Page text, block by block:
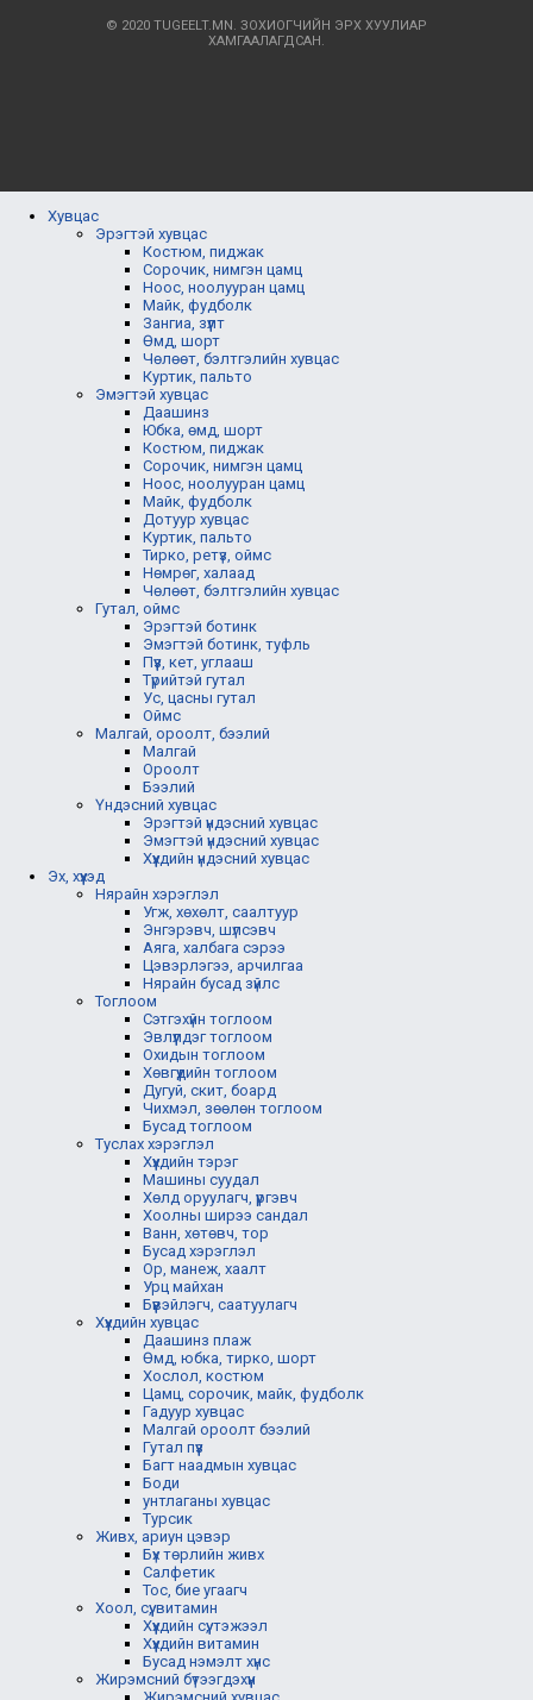
© 2020 TUGEELT.MN. ЗОХИОГЧИЙН ЭРХ ХУУЛИАР
ХАМГААЛАГДСАН.
Хувцас
Эрэгтэй хувцас
Костюм, пиджак
Сорочик, нимгэн цамц
Ноос, ноолууран цамц
Майк, фудболк
Зангиа, зүүлт
Өмд, шорт
Чөлөөт, бэлтгэлийн хувцас
Куртик, пальто
Эмэгтэй хувцас
Даашинз
Юбка, өмд, шорт
Костюм, пиджак
Сорочик, нимгэн цамц
Ноос, ноолууран цамц
Майк, фудболк
Дотуур хувцас
Куртик, пальто
Тирко, ретүз, оймс
Нөмрөг, халаад
Чөлөөт, бэлтгэлийн хувцас
Гутал, оймс
Эрэгтэй ботинк
Эмэгтэй ботинк, туфль
Пүүз, кет, углааш
Түрийтэй гутал
Ус, цасны гутал
Оймс
Малгай, ороолт, бээлий
Малгай
Ороолт
Бээлий
Үндэсний хувцас
Эрэгтэй үндэсний хувцас
Эмэгтэй үндэсний хувцас
Хүүхдийн үндэсний хувцас
Эх, хүүхэд
Нярайн хэрэглэл
Угж, хөхөлт, саалтуур
Энгэрэвч, шүлсэвч
Аяга, халбага сэрээ
Цэвэрлэгээ, арчилгаа
Нярайн бусад зүйлс
Тоглоом
Сэтгэхүйн тоглоом
Эвлүүлдэг тоглоом
Охидын тоглоом
Хөвгүүдийн тоглоом
Дугуй, скит, боард
Чихмэл, зөөлөн тоглоом
Бусад тоглоом
Туслах хэрэглэл
Хүүхдийн тэрэг
Машины суудал
Хөлд оруулагч, үүргэвч
Хоолны ширээ сандал
Ванн, хөтөвч, тор
Бусад хэрэглэл
Ор, манеж, хаалт
Урц майхан
Бүүвэйлэгч, саатуулагч
Хүүхдийн хувцас
Даашинз плаж
Өмд, юбка, тирко, шорт
Хослол, костюм
Цамц, сорочик, майк, фудболк
Гадуур хувцас
Малгай ороолт бээлий
Гутал пүүз
Багт наадмын хувцас
Боди
унтлаганы хувцас
Турсик
Живх, ариун цэвэр
Бүх төрлийн живх
Салфетик
Тос, бие угаагч
Хоол, сүү, витамин
Хүүхдийн сүү, тэжээл
Хүүхдийн витамин
Бусад нэмэлт хүнс
Жирэмсний бүтээгдэхүүн